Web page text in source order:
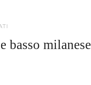
basso milanese